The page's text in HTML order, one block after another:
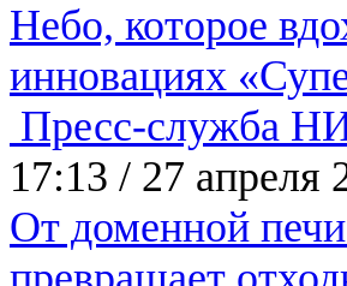
Небо, которое
инновациях
Пресс-служба
17:13 / 27 апреля
От доменной печи